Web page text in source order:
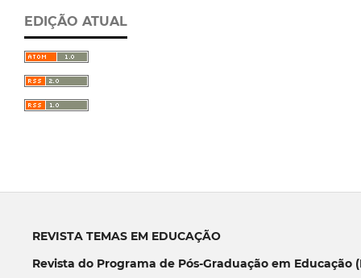
EDIÇÃO ATUAL
REVISTA TEMAS EM EDUCAÇÃO
Revista do Programa de Pós-Graduação em Educação